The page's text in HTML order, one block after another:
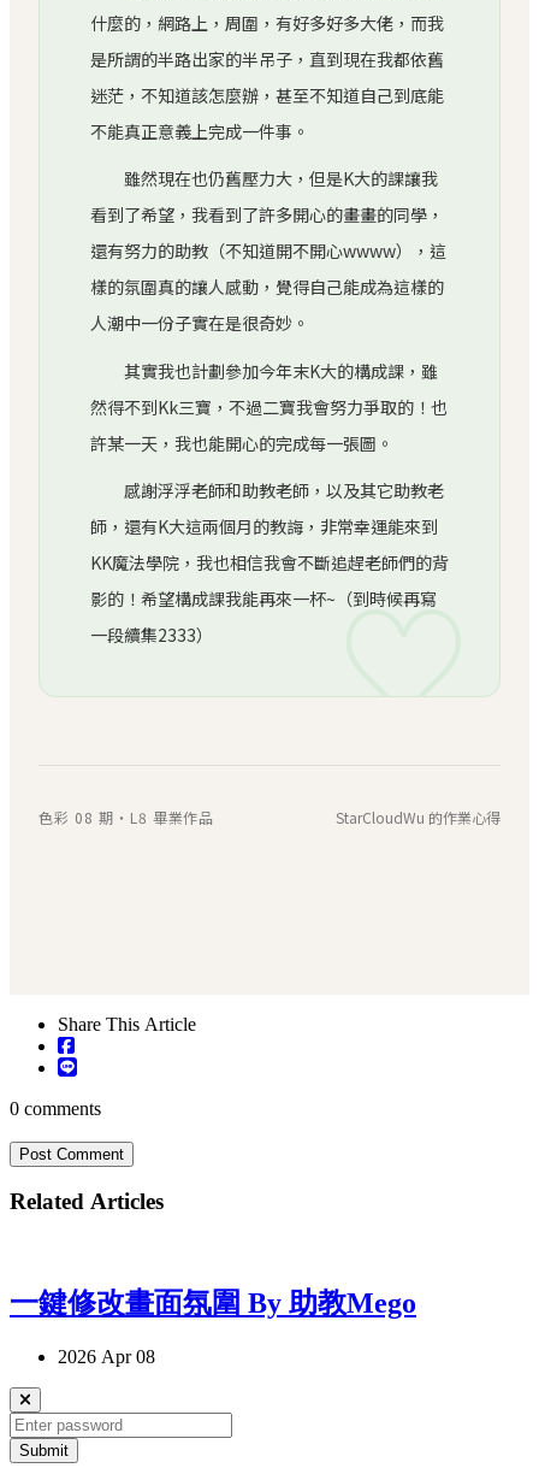
♡
什麼的，網路上，周圍，有好多好多大佬，而我
是所謂的半路出家的半吊子，直到現在我都依舊
迷茫，不知道該怎麼辦，甚至不知道自己到底能
不能真正意義上完成一件事。
雖然現在也仍舊壓力大，但是K大的課讓我
看到了希望，我看到了許多開心的畫畫的同學，
還有努力的助教（不知道開不開心wwww），這
樣的氛圍真的讓人感動，覺得自己能成為這樣的
人潮中一份子實在是很奇妙。
其實我也計劃參加今年末K大的構成課，雖
然得不到Kk三寶，不過二寶我會努力爭取的！也
許某一天，我也能開心的完成每一張圖。
感謝浮浮老師和助教老師，以及其它助教老
師，還有K大這兩個月的教誨，非常幸運能來到
KK魔法學院，我也相信我會不斷追趕老師們的背
影的！希望構成課我能再來一杯~（到時候再寫
一段續集2333）
色彩 08 期・L8 畢業作品 StarCloudWu 的作業心得
Share This Article
0 comments
Post Comment
Related Articles
一鍵修改畫面氛圍 By 助教Mego
2026 Apr 08
Submit